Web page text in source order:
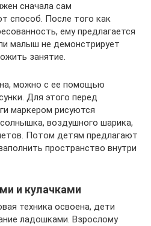
сначала сам
способ. После того как
ему предлагается
малыш не демонстрирует
занятие.
можно с ее помощью
Для этого перед
маркером рисуются
воздушного шарика,
Потом детям предлагают
пространство внутри
и кулачками
техника освоена, дети
ладошками. Взрослому